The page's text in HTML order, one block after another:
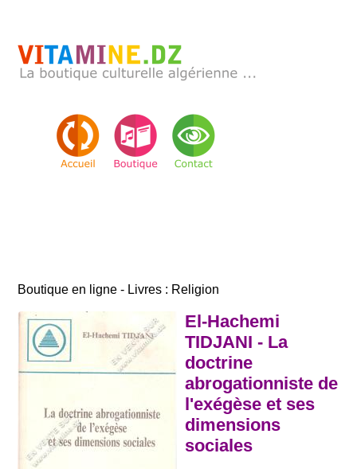
Boutique en ligne - Livres : Religion
El-Hachemi
TIDJANI - La
doctrine
abrogationniste de
l'exégèse et ses
dimensions
sociales